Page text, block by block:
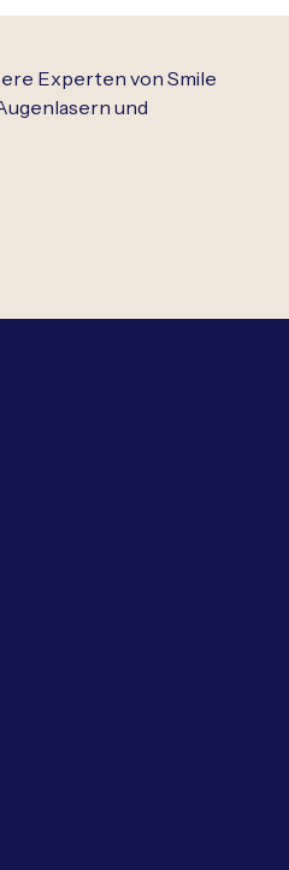
Experten von Smile
und